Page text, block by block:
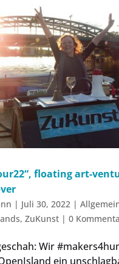
floating art-
| Juli 30, 2022|
, ZuKunst| 0
Wir
ein